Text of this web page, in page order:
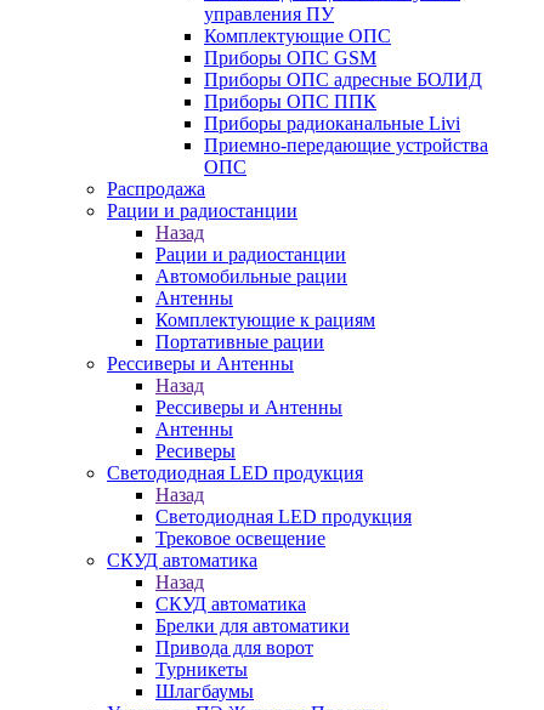
управления ПУ
Комплектующие ОПС
Приборы ОПС GSM
Приборы ОПС адресные БОЛИД
Приборы ОПС ППК
Приборы радиоканальные Livi
Приемно-передающие устройства
ОПС
Распродажа
Рации и радиостанции
Назад
Рации и радиостанции
Автомобильные рации
Антенны
Комплектующие к рациям
Портативные рации
Рессиверы и Антенны
Назад
Рессиверы и Антенны
Антенны
Ресиверы
Светодиодная LED продукция
Назад
Светодиодная LED продукция
Трековое освещение
СКУД автоматика
Назад
СКУД автоматика
Брелки для автоматики
Привода для ворот
Турникеты
Шлагбаумы